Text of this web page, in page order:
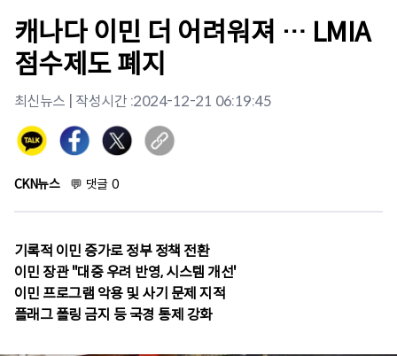
캐나다 이민 더 어려워져 … LMIA
점수제도 폐지
최신뉴스 | 작성시간 :2024-12-21 06:19:45
CKN뉴스 💬 댓글 0
기록적 이민 증가로 정부 정책 전환
이민 장관 "대중 우려 반영, 시스템 개선'
이민 프로그램 악용 및 사기 문제 지적
플래그 폴링 금지 등 국경 통제 강화